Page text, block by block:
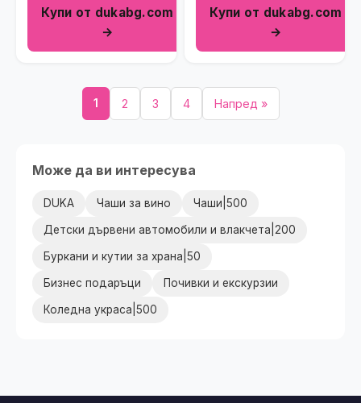
Купи от dukabg.com
→
Купи от dukabg.com
→
1 2 3 4 Напред »
Може да ви интересува
DUKA Чаши за вино Чаши|500
Детски дървени автомобили и влакчета|200
Буркани и кутии за храна|50
Бизнес подаръци Почивки и екскурзии
Коледна украса|500